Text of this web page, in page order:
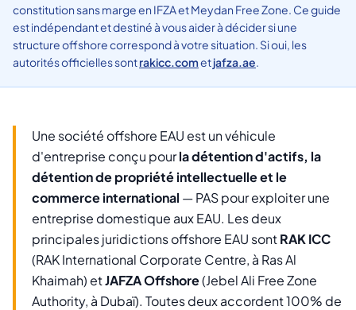
constitution sans marge en IFZA et Meydan Free Zone. Ce guide
est indépendant et destiné à vous aider à décider si une
structure offshore correspond à votre situation. Si oui, les
autorités officielles sontrakicc.cometjafza.ae.
Une société offshore EAU est un véhicule
d'entreprise conçu pourla détention d'actifs, la
détention de propriété intellectuelle et le
commerce international — PAS pour exploiter une
entreprise domestique aux EAU. Les deux
principales juridictions offshore EAU sontRAK ICC
(RAK International Corporate Centre, à Ras Al
Khaimah) etJAFZA Offshore(Jebel Ali Free Zone
Authority, à Dubaï). Toutes deux accordent 100% de